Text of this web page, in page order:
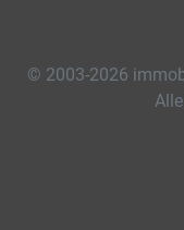
© 2003-2026